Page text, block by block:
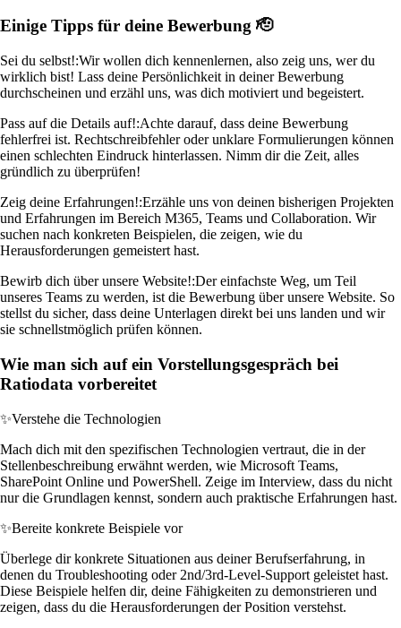
Einige Tipps für deine Bewerbung 🫡
Sei du selbst!:Wir wollen dich kennenlernen, also zeig uns, wer du
wirklich bist! Lass deine Persönlichkeit in deiner Bewerbung
durchscheinen und erzähl uns, was dich motiviert und begeistert.
Pass auf die Details auf!:Achte darauf, dass deine Bewerbung
fehlerfrei ist. Rechtschreibfehler oder unklare Formulierungen können
einen schlechten Eindruck hinterlassen. Nimm dir die Zeit, alles
gründlich zu überprüfen!
Zeig deine Erfahrungen!:Erzähle uns von deinen bisherigen Projekten
und Erfahrungen im Bereich M365, Teams und Collaboration. Wir
suchen nach konkreten Beispielen, die zeigen, wie du
Herausforderungen gemeistert hast.
Bewirb dich über unsere Website!:Der einfachste Weg, um Teil
unseres Teams zu werden, ist die Bewerbung über unsere Website. So
stellst du sicher, dass deine Unterlagen direkt bei uns landen und wir
sie schnellstmöglich prüfen können.
Wie man sich auf ein Vorstellungsgespräch bei
Ratiodata vorbereitet
✨Verstehe die Technologien
Mach dich mit den spezifischen Technologien vertraut, die in der
Stellenbeschreibung erwähnt werden, wie Microsoft Teams,
SharePoint Online und PowerShell. Zeige im Interview, dass du nicht
nur die Grundlagen kennst, sondern auch praktische Erfahrungen hast.
✨Bereite konkrete Beispiele vor
Überlege dir konkrete Situationen aus deiner Berufserfahrung, in
denen du Troubleshooting oder 2nd/3rd-Level-Support geleistet hast.
Diese Beispiele helfen dir, deine Fähigkeiten zu demonstrieren und
zeigen, dass du die Herausforderungen der Position verstehst.